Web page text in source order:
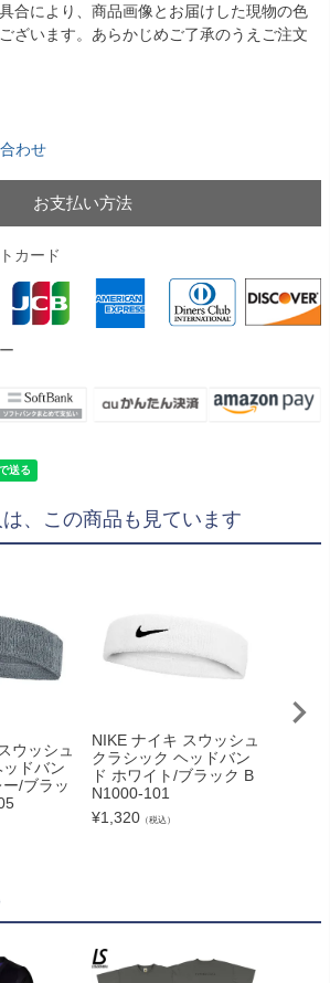
合により、商品画像とお届けした現物の色
ざいます。あらかじめご了承のうえご注文
わせ
お支払い方法
カード
、この商品も見ています
ウッシュ
ドバン
ー/ブラッ
NIKE ナイキ スウッシュ
クラシック ヘッドバン
ド ホワイト/ブラック B
N1000-101
¥1,320 （税込）